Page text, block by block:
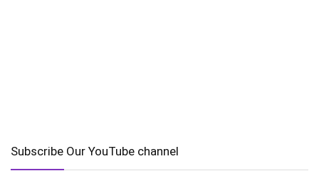
Subscribe Our YouTube channel